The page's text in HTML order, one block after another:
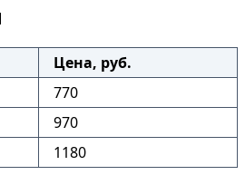
Цена, руб.
770
970
1180